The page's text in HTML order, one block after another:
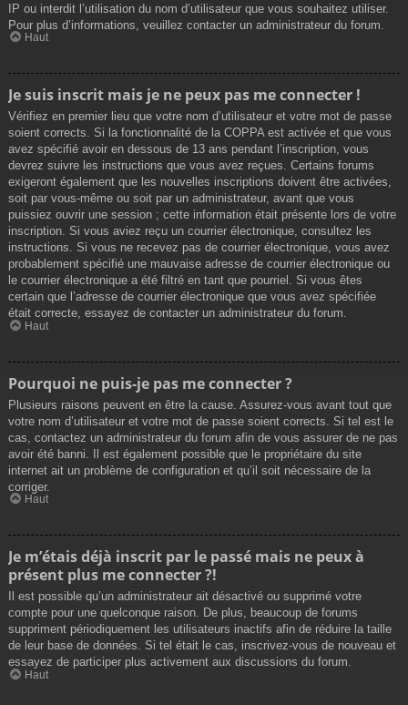
IP ou interdit l’utilisation du nom d’utilisateur que vous souhaitez utiliser.
Pour plus d’informations, veuillez contacter un administrateur du forum.
Haut
Je suis inscrit mais je ne peux pas me connecter !
Vérifiez en premier lieu que votre nom d’utilisateur et votre mot de passe
soient corrects. Si la fonctionnalité de la COPPA est activée et que vous
avez spécifié avoir en dessous de 13 ans pendant l’inscription, vous
devrez suivre les instructions que vous avez reçues. Certains forums
exigeront également que les nouvelles inscriptions doivent être activées,
soit par vous-même ou soit par un administrateur, avant que vous
puissiez ouvrir une session ; cette information était présente lors de votre
inscription. Si vous aviez reçu un courrier électronique, consultez les
instructions. Si vous ne recevez pas de courrier électronique, vous avez
probablement spécifié une mauvaise adresse de courrier électronique ou
le courrier électronique a été filtré en tant que pourriel. Si vous êtes
certain que l’adresse de courrier électronique que vous avez spécifiée
était correcte, essayez de contacter un administrateur du forum.
Haut
Pourquoi ne puis-je pas me connecter ?
Plusieurs raisons peuvent en être la cause. Assurez-vous avant tout que
votre nom d’utilisateur et votre mot de passe soient corrects. Si tel est le
cas, contactez un administrateur du forum afin de vous assurer de ne pas
avoir été banni. Il est également possible que le propriétaire du site
internet ait un problème de configuration et qu’il soit nécessaire de la
corriger.
Haut
Je m’étais déjà inscrit par le passé mais ne peux à
présent plus me connecter ?!
Il est possible qu’un administrateur ait désactivé ou supprimé votre
compte pour une quelconque raison. De plus, beaucoup de forums
suppriment périodiquement les utilisateurs inactifs afin de réduire la taille
de leur base de données. Si tel était le cas, inscrivez-vous de nouveau et
essayez de participer plus activement aux discussions du forum.
Haut